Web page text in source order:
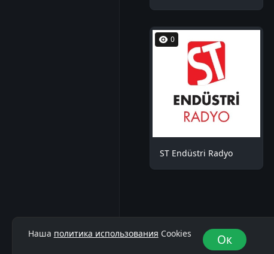
0
ST Endüstri Radyo
Наша политика использования Cookies Ок